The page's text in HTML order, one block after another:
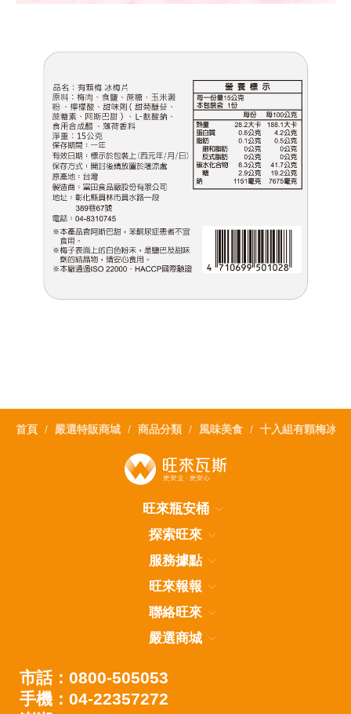
首頁 嚴選特販商城 商品分類 風味美食 十入組有顆梅冰梅
旺來瓶安桶
探索旺來
服務據點
旺來報報
聯絡旺來
嚴選商城
市話：0800-505053
手機：04-22357272